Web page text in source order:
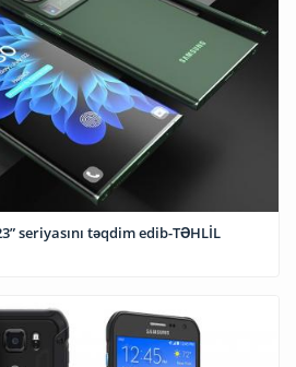
seriyasını təqdim edib-TƏHLİL